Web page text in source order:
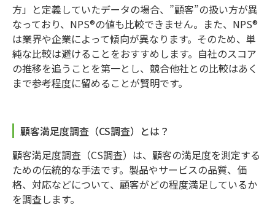
方」と定義していたデータの場合、”顧客”の扱い方が異
なっており、NPS®の値も比較できません。また、NPS®
は業界や企業によって傾向が異なります。そのため、単
純な比較は避けることをおすすめします。自社のスコア
の推移を追うことを第一とし、競合他社との比較はあく
まで参考程度に留めることが賢明です。
顧客満足度調査（CS調査）とは？
顧客満足度調査（CS調査）は、顧客の満足度を測定する
ための伝統的な手法です。製品やサービスの品質、価
格、対応などについて、顧客がどの程度満足しているか
を調査します。